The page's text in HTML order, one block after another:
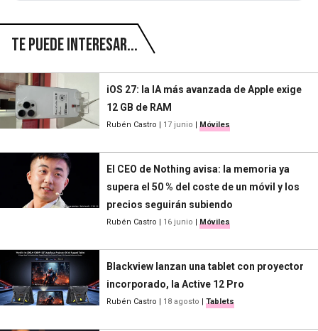
Te puede interesar...
iOS 27: la IA más avanzada de Apple exige
12 GB de RAM
Rubén Castro | 17 junio | Móviles
El CEO de Nothing avisa: la memoria ya
supera el 50 % del coste de un móvil y los
precios seguirán subiendo
Rubén Castro | 16 junio | Móviles
Blackview lanzan una tablet con proyector
incorporado, la Active 12 Pro
Rubén Castro | 18 agosto | Tablets